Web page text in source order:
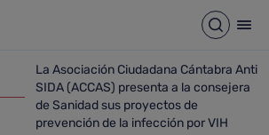
Abrir
opciones del camino de migas
ir-a La Asociación Ciudadana Cántabra
La Asociación Ciudadana Cántabra Anti
SIDA (ACCAS) presenta a la consejera
de Sanidad sus proyectos de
prevención de la infección por VIH